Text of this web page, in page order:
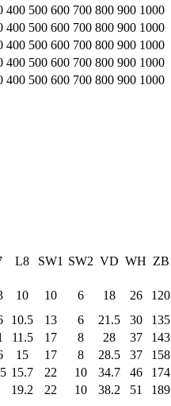
400 500 600 700 800 900 1000
400 500 600 700 800 900 1000
400 500 600 700 800 900 1000
400 500 600 700 800 900 1000
400 500 600 700 800 900 1000
L8 SW1 SW2 VD WH ZB
10 10 6 18 26
120
10.5 13 6 21.5 30
135
11.5 17 8 28 37
143
15 17 8 28.5 37
158
15.7 22 10 34.7 46
174
19.2 22 10 38.2 51 189